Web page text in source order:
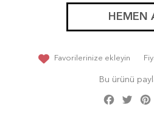
HEMEN
Favorilerinize ekleyin
Bu ürünü
Facebook